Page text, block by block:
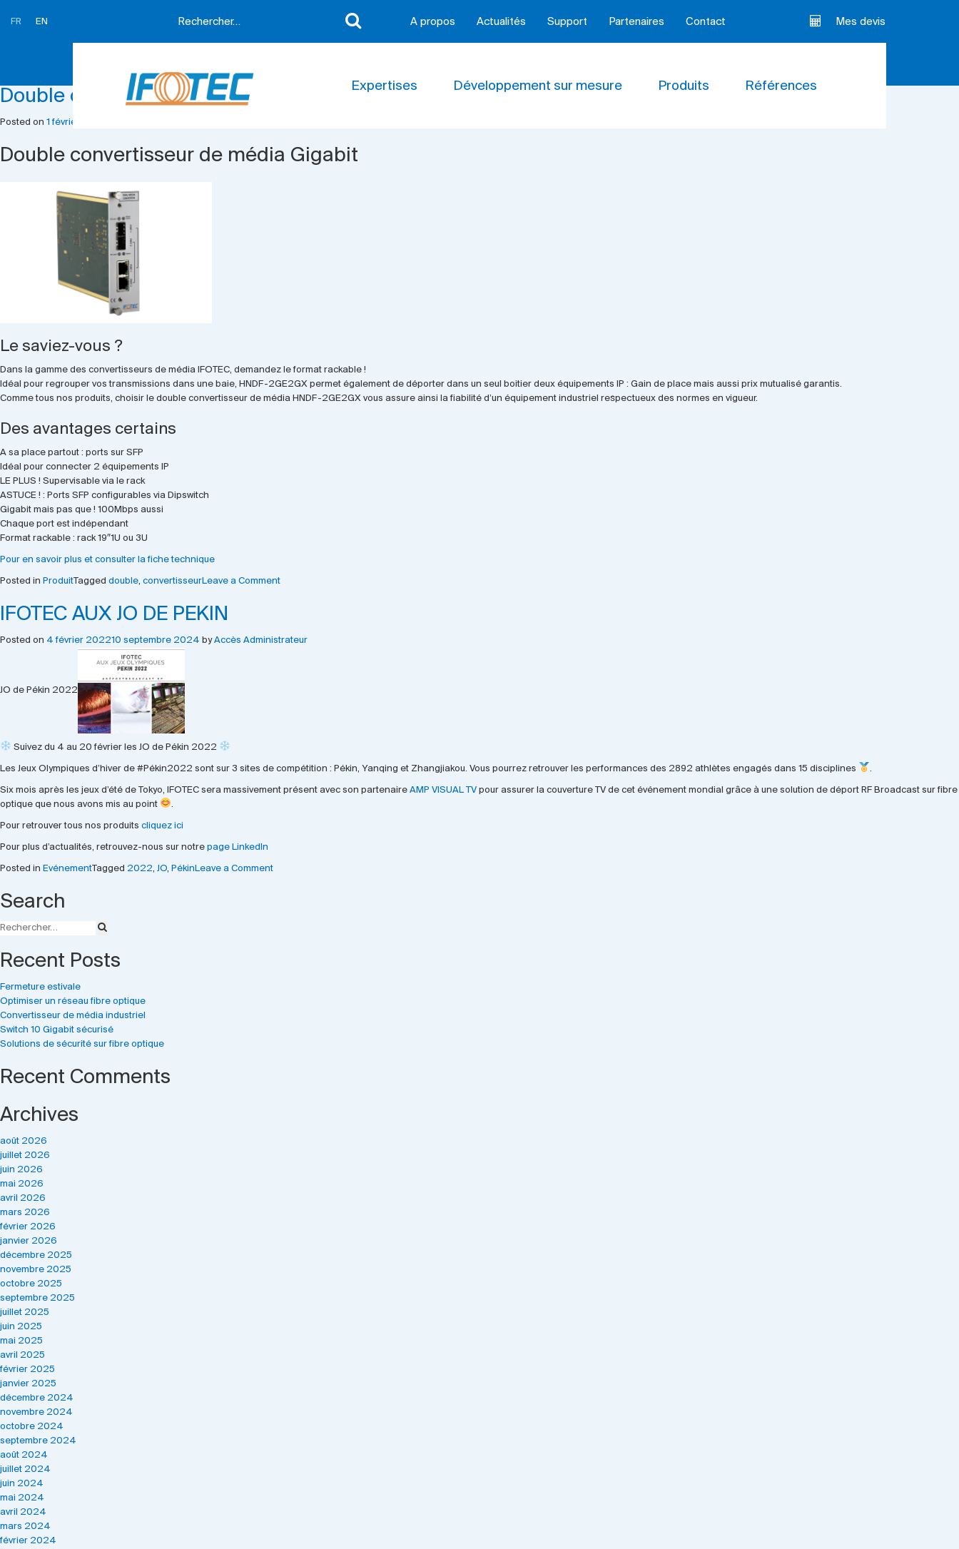
FR EN A propos Actualités Support Partenaires Contact Mes devis
Expertises Développement sur mesure Produits Références
février 2022
Double convertisseur de média
Posted on 1 février 2022
Double convertisseur de média Gigabit
Le saviez-vous ?
Dans la gamme des convertisseurs de média IFOTEC, demandez le format rackable !
Idéal pour regrouper vos transmissions dans une baie, HNDF-2GE2GX permet également de déporter dans un seul boitier deux équipements IP : Gain de place mais aussi prix mutualisé garantis.
Comme tous nos produits, choisir le double convertisseur de média HNDF-2GE2GX vous assure ainsi la fiabilité d’un équipement industriel respectueux des normes en vigueur.
Des avantages certains
A sa place partout : ports sur SFP
Idéal pour connecter 2 équipements IP
LE PLUS ! Supervisable via le rack
ASTUCE ! : Ports SFP configurables via Dipswitch
Gigabit mais pas que ! 100Mbps aussi
Chaque port est indépendant
Format rackable : rack 19″1U ou 3U
Pour en savoir plus et consulter la fiche technique
Posted in ProduitTagged double, convertisseurLeave a Commenton
média
IFOTEC AUX JO DE PEKIN
Posted on 4 février 202210 septembre 2024 byAccès Administrateur
JO de Pékin 2022
Suivez du 4 au 20 février les JO de Pékin 2022
Les Jeux Olympiques d’hiver de #Pékin2022 sont sur 3 sites de compétition : Pékin, Yanqing et Zhangjiakou. Vous pourrez retrouver les performances des 2892 athlètes engagés dans 15 disciplines
.
Six mois après les jeux d’été de Tokyo, IFOTEC sera massivement présent avec son partenaire AMP VISUAL TV pour assurer la couverture TV de cet événement mondial grâce à une solution de déport RF Broadcast sur fibre
optique que nous avons mis au point
.
Pour retrouver tous nos produits cliquez ici
Pour plus d’actualités, retrouvez-nous sur notre page LinkedIn
Posted in EvénementTagged 2022, JO, PékinLeave a Commenton
Search
Recent Posts
Fermeture estivale
Optimiser un réseau fibre optique
Convertisseur de média industriel
Switch 10 Gigabit sécurisé
Solutions de sécurité sur fibre optique
Recent Comments
Archives
août 2026
juillet 2026
juin 2026
mai 2026
avril 2026
mars 2026
février 2026
janvier 2026
décembre 2025
novembre 2025
octobre 2025
septembre 2025
juillet 2025
juin 2025
mai 2025
avril 2025
février 2025
janvier 2025
décembre 2024
novembre 2024
octobre 2024
septembre 2024
août 2024
juillet 2024
juin 2024
mai 2024
avril 2024
mars 2024
février 2024